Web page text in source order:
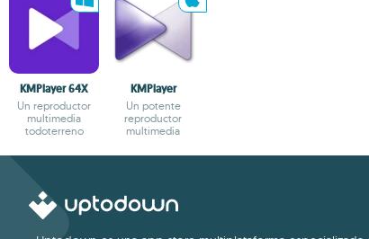
KMPlayer 64X
Un reproductor
multimedia
todoterreno
KMPlayer
Un potente
reproductor
multimedia